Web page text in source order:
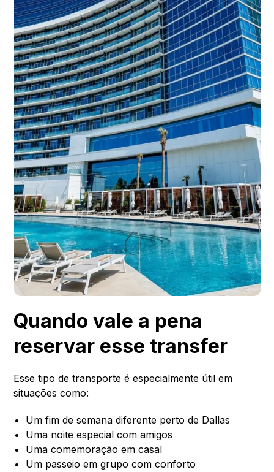
Quando vale a pena
reservar esse transfer
Esse tipo de transporte é especialmente útil em
situações como:
Um fim de semana diferente perto de Dallas
Uma noite especial com amigos
Uma comemoração em casal
Um passeio em grupo com conforto